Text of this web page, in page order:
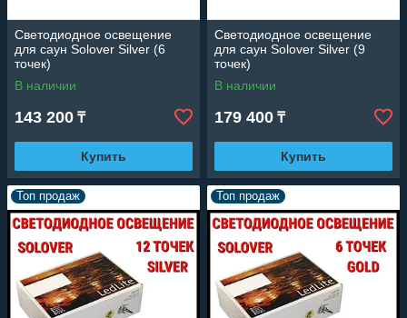
Светодиодное освещение
для саун Solover Silver (6
точек)
В наличии
143 200 ₸
Купить
Светодиодное освещение
для саун Solover Silver (9
точек)
В наличии
179 400 ₸
Купить
Топ продаж Топ продаж